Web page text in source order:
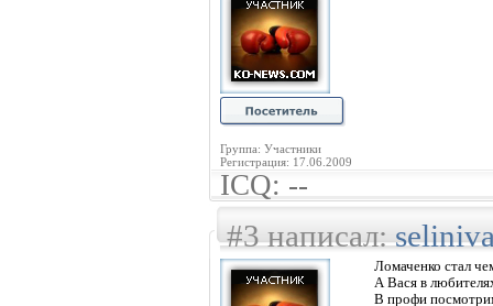
Группа: Участники
Регистрация: 17.06.2009
ICQ: --
#3 написал:
Ломаченко стал
А Вася в
В профи